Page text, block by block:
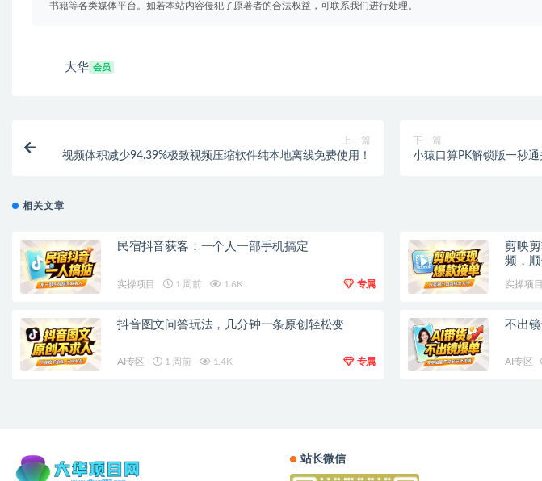
书籍等各类媒体平台。如若本站内容侵犯了原著者的合法权益，可联系我们进行处理。
大华 会员
上一篇
视频体积减少94.39%极致视频压缩软件纯本地离线免费使用！
下一篇
小猿口算PK解锁版一秒通
相关文章
民宿抖音获客：一个人一部手机搞定
实操项目 1 周前 1.6K 专属
剪映
频，
实操项目
抖音图文问答玩法，几分钟一条原创轻松变
AI专区 1 周前 1.4K 专属
不出
AI专区
站长微信